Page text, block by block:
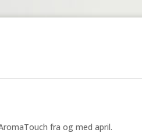
fra og med april.